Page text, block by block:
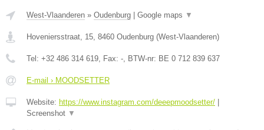
West-Vlaanderen » Oudenburg | Google maps ▼
Hoveniersstraat, 15 8460 Oudenburg (West-Vlaanderen)
Tel: +32 486 314 619 , Fax: - , BTW-nr: BE 0 712 839 637
E-mail › MOODSETTER
Website: https://www.instagram.com/deeepmoodsetter/ |
Screenshot ▼